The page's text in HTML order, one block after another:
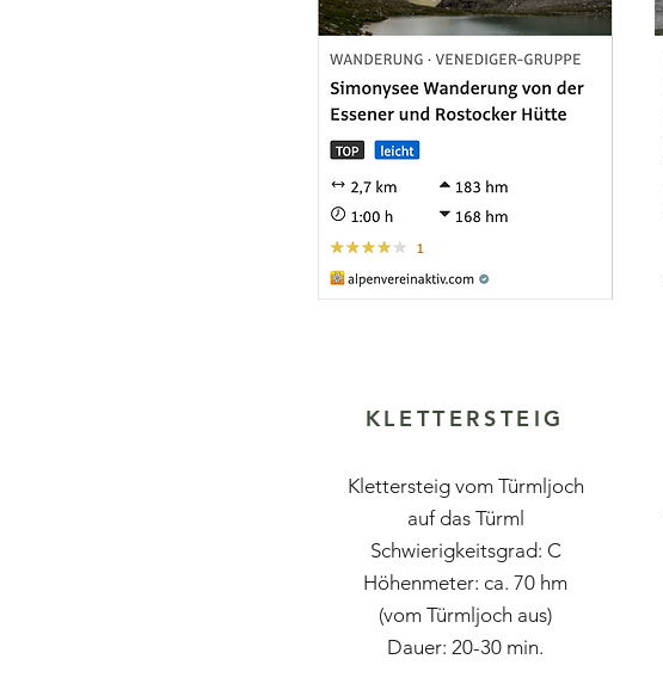
KLETTERSTEIG
Klettersteig vom Türmljoch
auf das Türml
Schwierigkeitsgrad: C
Höhenmeter: ca. 70 hm
(vom Türmljoch aus)
Dauer: 20-30 min.